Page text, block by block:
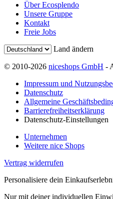
Über Ecosplendo
Unsere Gruppe
Kontakt
Freie Jobs
Land ändern
© 2010-2026 niceshops GmbH -
Impressum und
Datenschutz
Allgemeine
Barrierefreiheitserklärung
Datenschutz-Einstellungen
Unternehmen
Weitere nice Shops
Vertrag widerrufen
Personalisiere dein
Nur mit deiner individuellen